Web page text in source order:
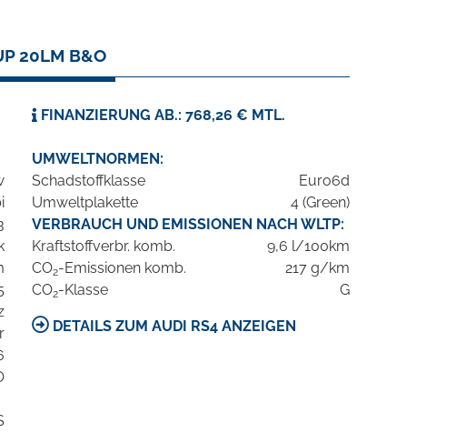
20LM B&O
FINANZIERUNG AB.: 768,26 € MTL.
UMWELTNORMEN:
Schadstoffklasse
Euro6d
Umweltplakette
4 (Green)
VERBRAUCH UND EMISSIONEN NACH WLTP:
Kraftstoffverbr. komb.
9,6 l/100km
CO2-Emissionen komb.
217 g/km
CO2-Klasse G
DETAILS ZUM AUDI RS4 ANZEIGEN